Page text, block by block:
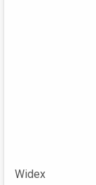
Widex